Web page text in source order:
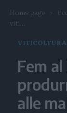
Home page
viti...
VITICOLTURA
Fem
alle